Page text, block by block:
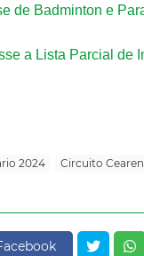
de Badminton e
a Lista Parcial de
2024
Circuito